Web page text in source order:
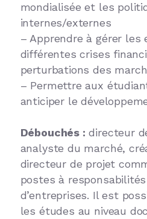
mondialisée et les
internes/externes
– Apprendre à gérer les
différentes crises
perturbations des
– Permettre aux
anticiper le
Débouchés : directeur
analyste du marché,
directeur de projet
postes à
d’entreprises. Il est
les études au niveau